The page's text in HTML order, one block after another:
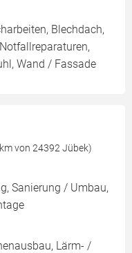
Blechdach,
Wand / Fassade
von 24392 Jübek)
Sanierung / Umbau,
Lärm- /